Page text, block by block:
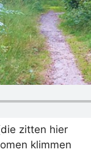
zitten hier
klimmen